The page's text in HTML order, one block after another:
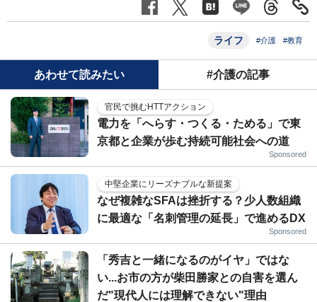
ライフ #介護 #教育
あわせて読みたい #介護の記事
官民で挑むHTTアクション
電力を「へらす・つくる・ためる」で東
京都と企業が歩む持続可能社会への道
Sponsored
中堅企業にリーズナブルな新提案
なぜ複雑なSFAは挫折する？少人数組織
に最適な「名刺管理の延長」で進めるDX
Sponsored
「秀吉と一緒になるのがイヤ」ではな
い...お市の方が柴田勝家との自害を選ん
だ"現代人には理解できない"理由